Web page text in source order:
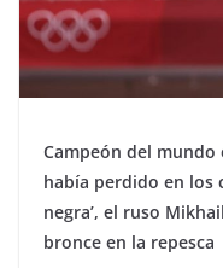
Campeón del mundo
había perdido en los
negra’, el ruso
bronce en la repesca